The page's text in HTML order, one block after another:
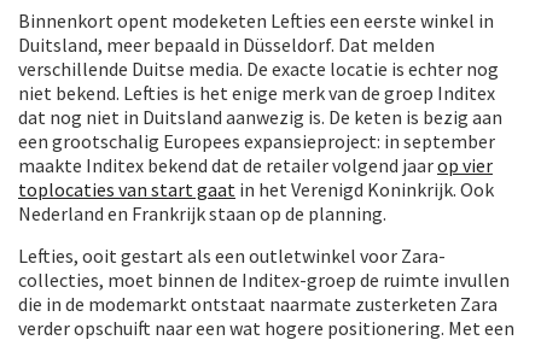
Binnenkort opent modeketen Lefties een eerste winkel in
Duitsland, meer bepaald in Düsseldorf. Dat melden
verschillende Duitse media. De exacte locatie is echter nog
niet bekend. Lefties is het enige merk van de groep Inditex
dat nog niet in Duitsland aanwezig is. De keten is bezig aan
een grootschalig Europees expansieproject: in september
maakte Inditex bekend dat de retailer volgend jaarop vier
toplocaties van start gaat in het Verenigd Koninkrijk. Ook
Nederland en Frankrijk staan op de planning.
Lefties, ooit gestart als een outletwinkel voor Zara-
collecties, moet binnen de Inditex-groep de ruimte invullen
die in de modemarkt ontstaat naarmate zusterketen Zara
verder opschuift naar een wat hogere positionering. Met een